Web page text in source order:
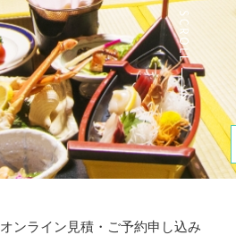
オンライン見積・ご予約申し込み